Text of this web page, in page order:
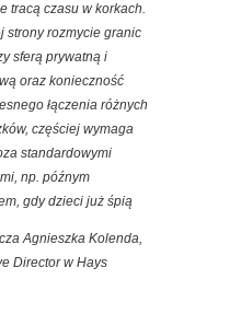
tracą czasu w korkach.
strony rozmycie granic
sferą prywatną i
oraz konieczność
łączenia różnych
częściej wymaga
standardowymi
np. późnym
gdy dzieci już śpią
Agnieszka Kolenda,
Director w Hays